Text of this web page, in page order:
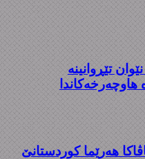
تێڕوانینە
هاوچەرخەکاندا
هەرێما کوردستانێ